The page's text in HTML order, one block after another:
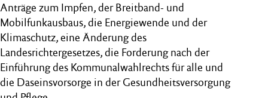
Anträge zum Impfen, der Breitband- und
Mobilfunkausbaus, die Energiewende und der
Klimaschutz, eine Änderung des
Landesrichtergesetzes, die Forderung nach der
Einführung des Kommunalwahlrechts für alle und
die Daseinsvorsorge in der Gesundheitsversorgung